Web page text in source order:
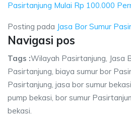
Pasirtanjung Mulai Rp 100.000
Posting pada Jasa Bor Sumur
Navigasi pos
Tags :Wilayah Pasirtanjung, Jasa
Pasirtanjung, biaya sumur bor
Pasirtanjung, jasa bor sumur
pump bekasi, bor sumur
bekasi.